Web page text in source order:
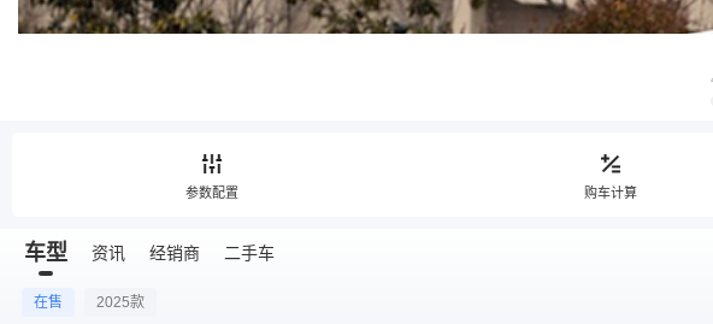
参数配置 购车计算
车型 资讯 经销商 二手车
在售 2025款